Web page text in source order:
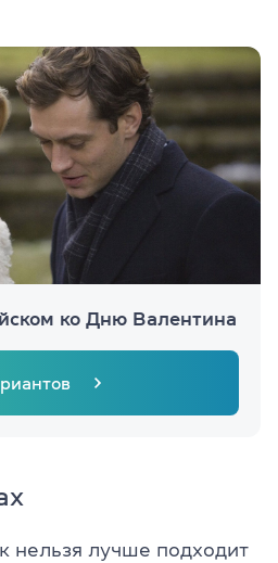
ко Дню Валентина
нельзя лучше подходит